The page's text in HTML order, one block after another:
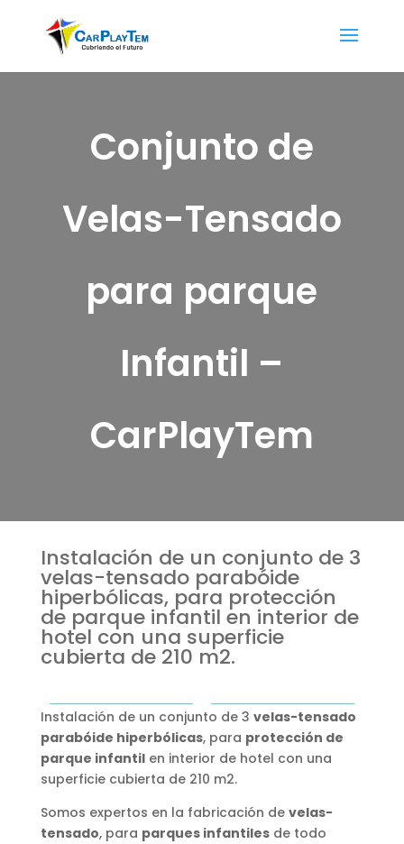
Conjunto de
Velas-Tensado
para parque
Infantil –
CarPlayTem
Instalación de un conjunto de 3
velas-tensado parabóide
hiperbólicas, para protección
de parque infantil en interior de
hotel con una superficie
cubierta de 210 m2.
Instalación de un conjunto de 3 velas-tensado
parabóide hiperbólicas, para protección de
parque infantilen interior de hotel con una
superficie cubierta de 210 m2.
Somos expertos en la fabricación de velas-
tensado, para parques infantilesde todo